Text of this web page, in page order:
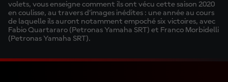
volets, vous enseigne comment ils ont vécu cette saison 2020
en coulisse, au travers d’images inédites : une année au cours
de laquelle ils auront notamment empoché six victoires, avec
Fabio Quartararo (Petronas Yamaha SRT) et Franco Morbidelli
(Petronas Yamaha SRT).